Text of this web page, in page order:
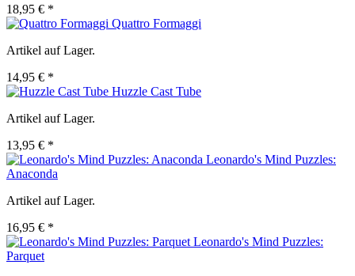
18,95 € *
Quattro Formaggi
Artikel auf Lager.
14,95 € *
Huzzle Cast Tube
Artikel auf Lager.
13,95 € *
Leonardo's Mind Puzzles:
Anaconda
Artikel auf Lager.
16,95 € *
Leonardo's Mind Puzzles:
Parquet